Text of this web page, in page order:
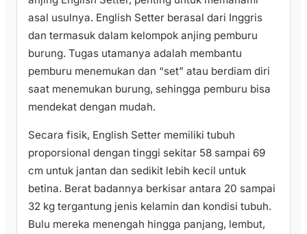
asal usulnya. English Setter berasal dari Inggris
dan termasuk dalam kelompok anjing pemburu
burung. Tugas utamanya adalah membantu
pemburu menemukan dan “set” atau berdiam diri
saat menemukan burung, sehingga pemburu bisa
mendekat dengan mudah.
Secara fisik, English Setter memiliki tubuh
proporsional dengan tinggi sekitar 58 sampai 69
cm untuk jantan dan sedikit lebih kecil untuk
betina. Berat badannya berkisar antara 20 sampai
32 kg tergantung jenis kelamin dan kondisi tubuh.
Bulu mereka menengah hingga panjang, lembut,